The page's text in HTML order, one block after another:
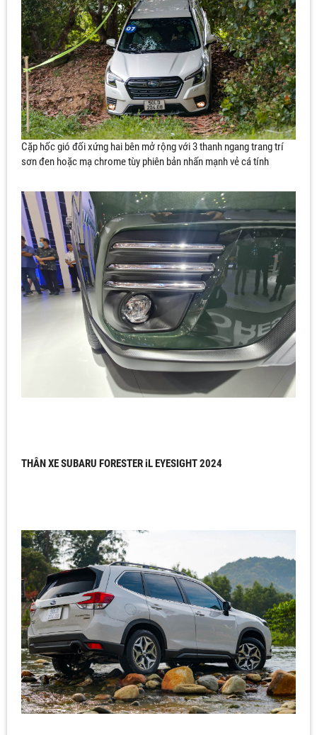
Cặp hốc gió đối xứng hai bên mở rộng với 3 thanh ngang trang trí
sơn đen hoặc mạ chrome tùy phiên bản nhấn mạnh vẻ cá tính
THÂN XE SUBARU FORESTER iL EYESIGHT 2024